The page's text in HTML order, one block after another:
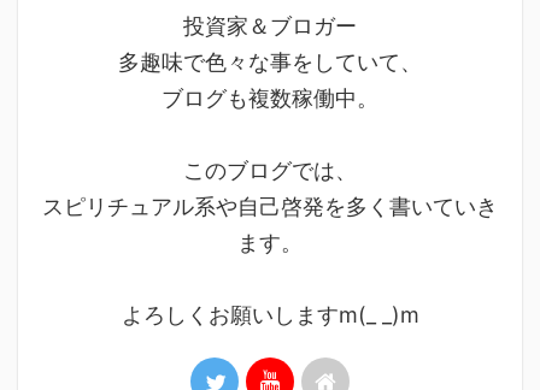
投資家＆ブロガー
多趣味で色々な事をしていて、
ブログも複数稼働中。
このブログでは、
スピリチュアル系や自己啓発を多く書いていき
ます。
よろしくお願いしますm(_ _)m